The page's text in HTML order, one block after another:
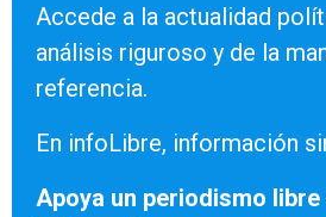
Accede a la actualidad
análisis riguroso y de la
referencia.
En infoLibre, información
Apoya un periodismo libre